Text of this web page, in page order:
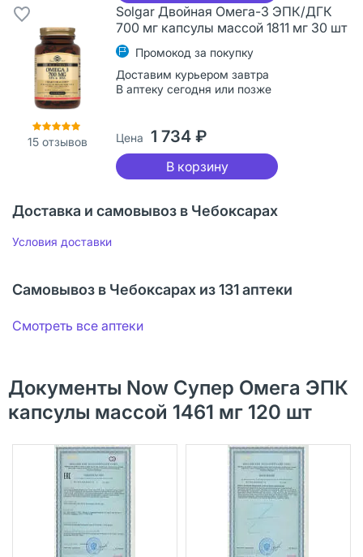
15 отзывов
Solgar Двойная Омега-3 ЭПК/ДГК
700 мг капсулы массой 1811 мг 30 шт
Промокод за покупку
Доставим курьером завтра
В аптеку сегодня или позже
Цена 1 734 ₽
В корзину
Доставка и самовывоз в Чебоксарах
Условия доставки
Самовывоз в Чебоксарах из 131 аптеки
Смотреть все аптеки
Документы Now Супер Омега ЭПК
капсулы массой 1461 мг 120 шт